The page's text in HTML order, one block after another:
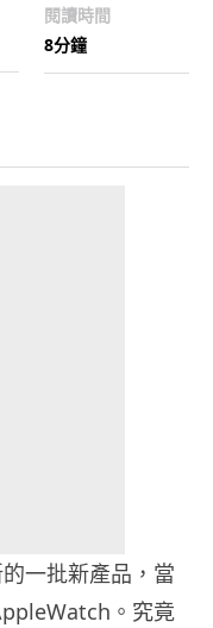
閱讀時間
8分鐘
一批新產品，當
。究竟